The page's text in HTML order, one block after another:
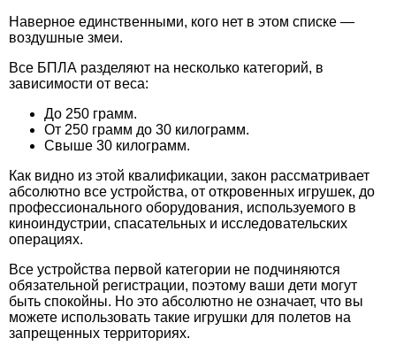
Наверное единственными, кого нет в этом списке —
воздушные змеи.
Все БПЛА разделяют на несколько категорий, в
зависимости от веса:
До 250 грамм.
От 250 грамм до 30 килограмм.
Свыше 30 килограмм.
Как видно из этой квалификации, закон рассматривает
абсолютно все устройства, от откровенных игрушек, до
профессионального оборудования, используемого в
киноиндустрии, спасательных и исследовательских
операциях.
Все устройства первой категории не подчиняются
обязательной регистрации, поэтому ваши дети могут
быть спокойны. Но это абсолютно не означает, что вы
можете использовать такие игрушки для полетов на
запрещенных территориях.